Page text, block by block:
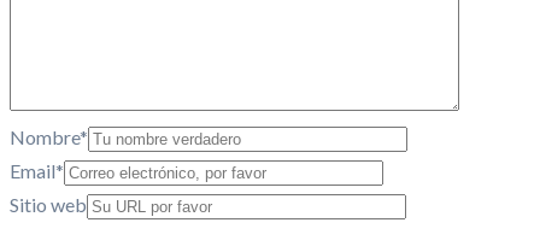
Nombre*
Email*
Sitio web